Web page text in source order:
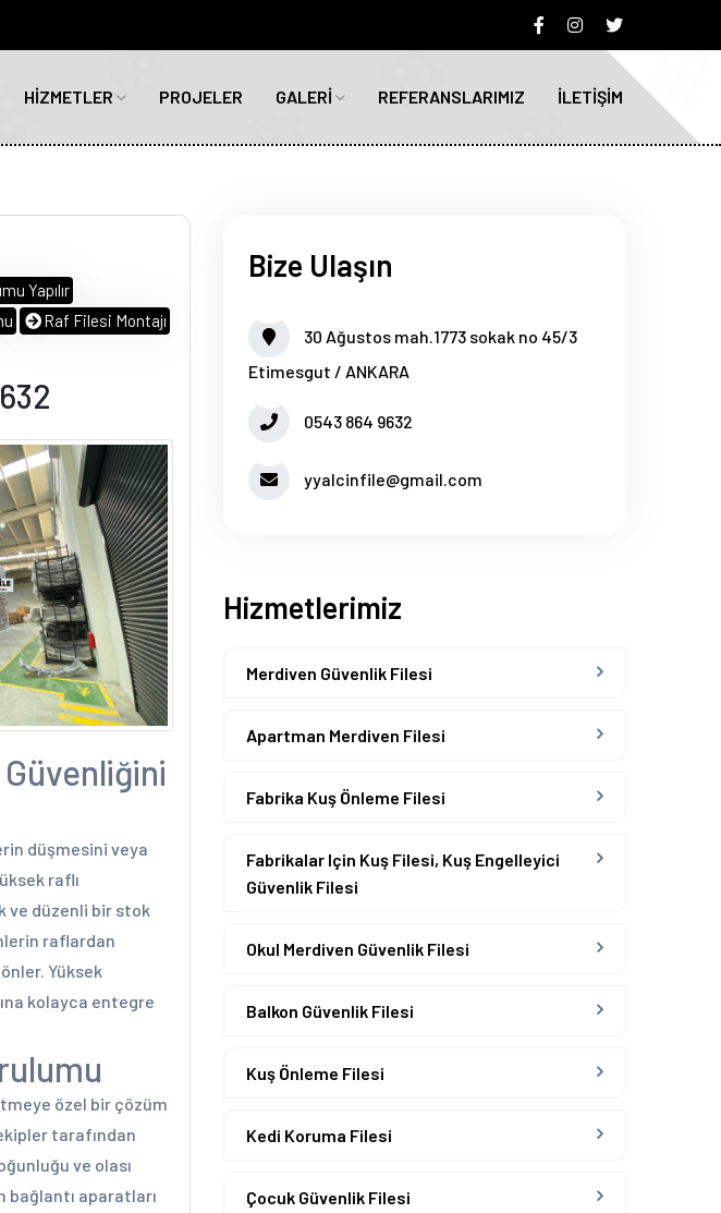
HİZMETLER PROJELER GALERİ REFERANSLARIMIZ İLETİŞİM
Yapılır
Raf Filesi Montajı
düşmesini veya
raflı
ve düzenli bir stok
raflardan
Yüksek
kolayca entegre
özel bir çözüm
tarafından
ve olası
aparatları
Bize Ulaşın
30 Ağustos mah.1773 sokak no 45/3
Etimesgut / ANKARA
0543 864 9632
yyalcinfile@gmail.com
Hizmetlerimiz
Merdiven Güvenlik Filesi
Apartman Merdiven Filesi
Fabrika Kuş Önleme Filesi
Fabrikalar Için Kuş Filesi, Kuş Engelleyici
Güvenlik Filesi
Okul Merdiven Güvenlik Filesi
Balkon Güvenlik Filesi
Kuş Önleme Filesi
Kedi Koruma Filesi
Çocuk Güvenlik Filesi